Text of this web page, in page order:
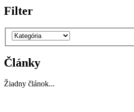
Filter
Články
Žiadny článok...